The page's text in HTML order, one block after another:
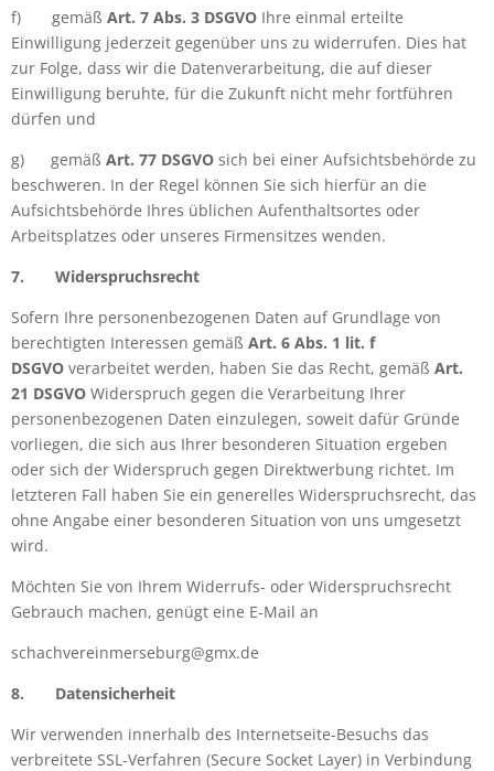
f) gemäß Art. 7 Abs. 3 DSGVO Ihre einmal erteilte
Einwilligung jederzeit gegenüber uns zu widerrufen. Dies hat
zur Folge, dass wir die Datenverarbeitung, die auf dieser
Einwilligung beruhte, für die Zukunft nicht mehr fortführen
dürfen und
g) gemäß Art. 77 DSGVO sich bei einer Aufsichtsbehörde zu
beschweren. In der Regel können Sie sich hierfür an die
Aufsichtsbehörde Ihres üblichen Aufenthaltsortes oder
Arbeitsplatzes oder unseres Firmensitzes wenden.
7. Widerspruchsrecht
Sofern Ihre personenbezogenen Daten auf Grundlage von
berechtigten Interessen gemäß Art. 6 Abs. 1 lit. f
DSGVO verarbeitet werden, haben Sie das Recht, gemäß Art.
21 DSGVO Widerspruch gegen die Verarbeitung Ihrer
personenbezogenen Daten einzulegen, soweit dafür Gründe
vorliegen, die sich aus Ihrer besonderen Situation ergeben
oder sich der Widerspruch gegen Direktwerbung richtet. Im
letzteren Fall haben Sie ein generelles Widerspruchsrecht, das
ohne Angabe einer besonderen Situation von uns umgesetzt
wird.
Möchten Sie von Ihrem Widerrufs- oder Widerspruchsrecht
Gebrauch machen, genügt eine E-Mail an
schachvereinmerseburg@gmx.de
8. Datensicherheit
Wir verwenden innerhalb des Internetseite-Besuchs das
verbreitete SSL-Verfahren (Secure Socket Layer) in Verbindung